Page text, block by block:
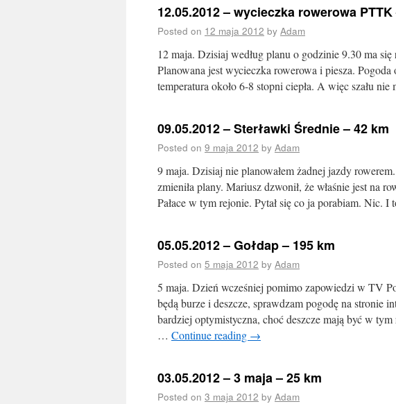
12.05.2012 – wycieczka rowerowa PTTK
Posted on 12 maja 2012 by Adam
12 maja. Dzisiaj według planu o godzinie 9.30 ma
Planowana jest wycieczka rowerowa i piesza. Pogoda
temperatura około 6-8 stopni ciepła. A więc szału
09.05.2012 – Sterławki Średnie – 42 km
Posted on 9 maja 2012 by Adam
9 maja. Dzisiaj nie planowałem żadnej jazdy
zmieniła plany. Mariusz dzwonił, że właśnie jest na
Pałace w tym rejonie. Pytał się co ja porabiam. Nic.
05.05.2012 – Gołdap – 195 km
Posted on 5 maja 2012 by Adam
5 maja. Dzień wcześniej pomimo zapowiedzi w TV
będą burze i deszcze, sprawdzam pogodę na stronie
bardziej optymistyczna, choć deszcze mają być w
… Continue reading →
03.05.2012 – 3 maja – 25 km
Posted on 3 maja 2012 by Adam